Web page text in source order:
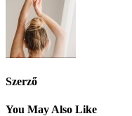
Szerző
You May Also Like